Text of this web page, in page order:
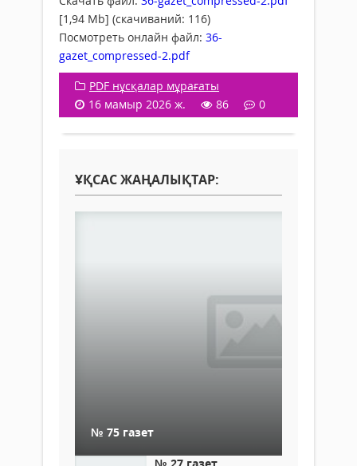
[1,94 Mb] (cкачиваний: 116)
Посмотреть онлайн файл: 36-
gazet_compressed-2.pdf
PDF нұсқалар мұрағаты
16 мамыр 2026 ж.
86 0
ҰҚСАС ЖАҢАЛЫҚТАР:
№ 75 газет
№ 27 газет